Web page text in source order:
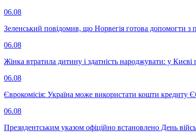
06.08
Зеленський повідомив, що Норвегія готова допомогти
06.08
Жінка втратила дитину і здатність народжувати: у Києві
06.08
Єврокомісія: Україна може використати кошти кредиту
06.08
Президентським указом офіційно встановлено День